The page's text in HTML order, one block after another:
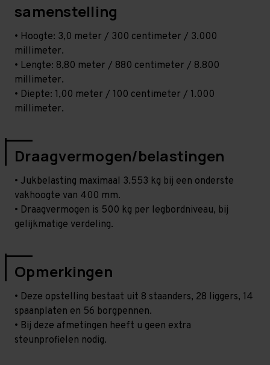
samenstelling
• Hoogte: 3,0 meter / 300 centimeter / 3.000
millimeter.
• Lengte: 8,80 meter / 880 centimeter / 8.800
millimeter.
• Diepte: 1,00 meter / 100 centimeter / 1.000
millimeter.
Draagvermogen/belastingen
• Jukbelasting maximaal 3.553 kg bij een onderste
vakhoogte van 400 mm.
• Draagvermogen is 500 kg per legbordniveau, bij
gelijkmatige verdeling.
Opmerkingen
• Deze opstelling bestaat uit 8 staanders, 28 liggers, 14
spaanplaten en 56 borgpennen.
• Bij deze afmetingen heeft u geen extra
steunprofielen nodig.